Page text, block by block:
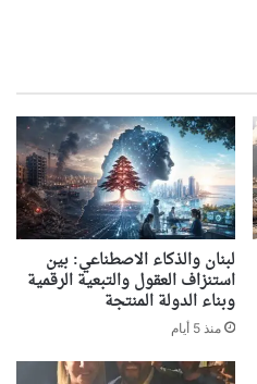
لبنان والذكاء الاصطناعي: بين
استنزاف العقول والتبعية الرقمية
وبناء الدولة المنتجة
منذ 5 أيام